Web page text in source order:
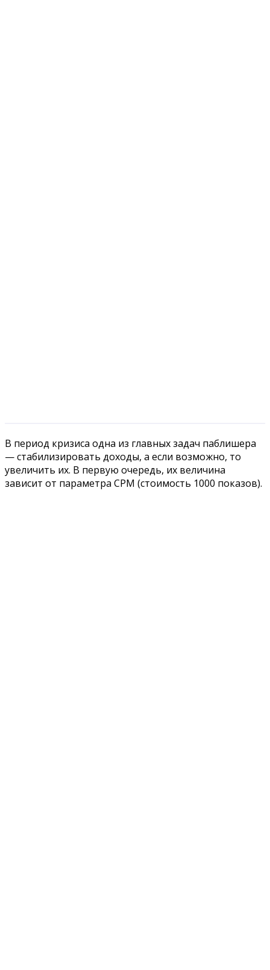
В период кризиса одна из главных задач паблишера
— стабилизировать доходы, а если возможно, то
увеличить их. В первую очередь, их величина
зависит от параметра CPM (стоимость 1000 показов).